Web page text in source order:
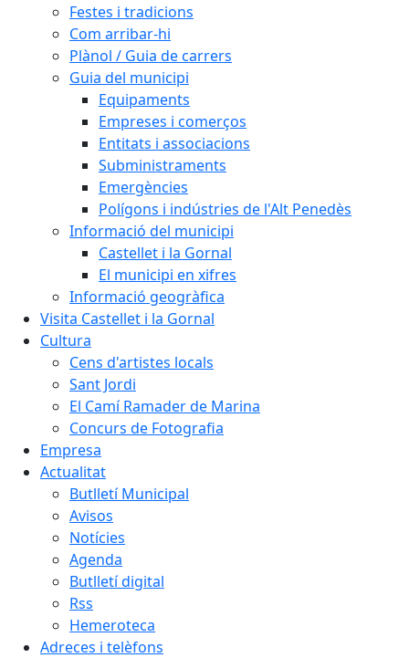
Festes i tradicions
Com arribar-hi
Plànol / Guia de carrers
Guia del municipi
Equipaments
Empreses i comerços
Entitats i associacions
Subministraments
Emergències
Polígons i indústries de l'Alt Penedès
Informació del municipi
Castellet i la Gornal
El municipi en xifres
Informació geogràfica
Visita Castellet i la Gornal
Cultura
Cens d'artistes locals
Sant Jordi
El Camí Ramader de Marina
Concurs de Fotografia
Empresa
Actualitat
Butlletí Municipal
Avisos
Notícies
Agenda
Butlletí digital
Rss
Hemeroteca
Adreces i telèfons